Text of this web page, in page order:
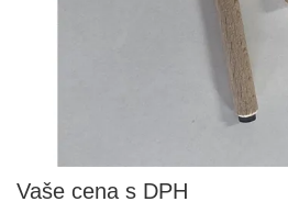
Vaše cena s DPH